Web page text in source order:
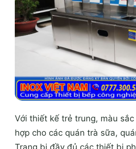
Với thiết kế trẻ trung, màu
hợp cho các quán trà sữa,
Trang bị đầy đủ các thiết bị